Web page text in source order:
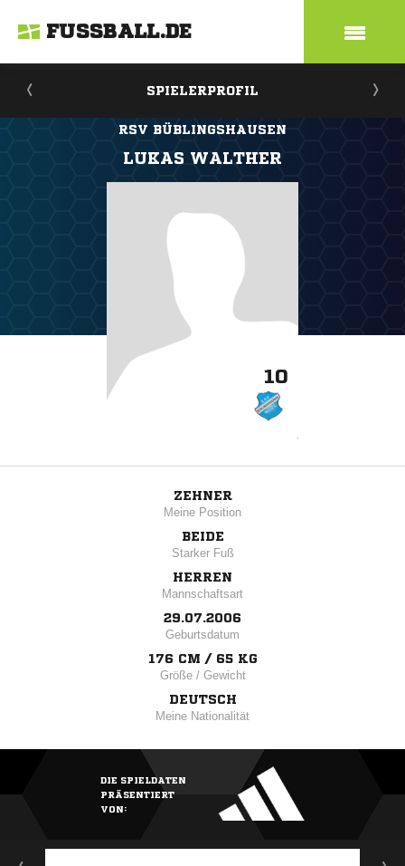
FUSSBALL.DE
SPIELERPROFIL
RSV BÜBLINGSHAUSEN
LUKAS WALTHER
10
ZEHNER
Meine Position
BEIDE
Starker Fuß
HERREN
Mannschaftsart
29.07.2006
Geburtsdatum
176 CM / 65 KG
Größe / Gewicht
DEUTSCH
Meine Nationalität
DIE SPIELDATEN
PRÄSENTIERT
VON: